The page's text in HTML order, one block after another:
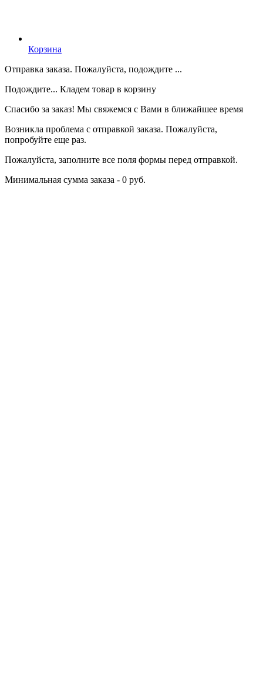
Корзина
Отправка заказа. Пожалуйста, подождите ...
Подождите... Кладем товар в корзину
Спасибо за заказ! Мы свяжемся с Вами в ближайшее время
Возникла проблема с отправкой заказа. Пожалуйста,
попробуйте еще раз.
Пожалуйста, заполните все поля формы перед отправкой.
Минимальная сумма заказа - 0 руб.